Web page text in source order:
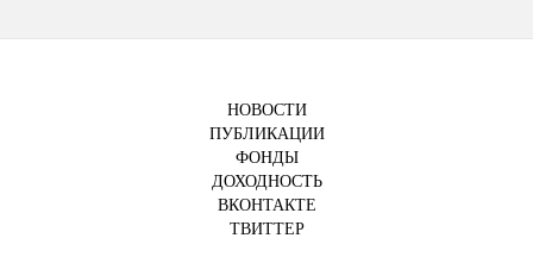
НОВОСТИ
ПУБЛИКАЦИИ
ФОНДЫ
ДОХОДНОСТЬ
ВКОНТАКТЕ
ТВИТТЕР